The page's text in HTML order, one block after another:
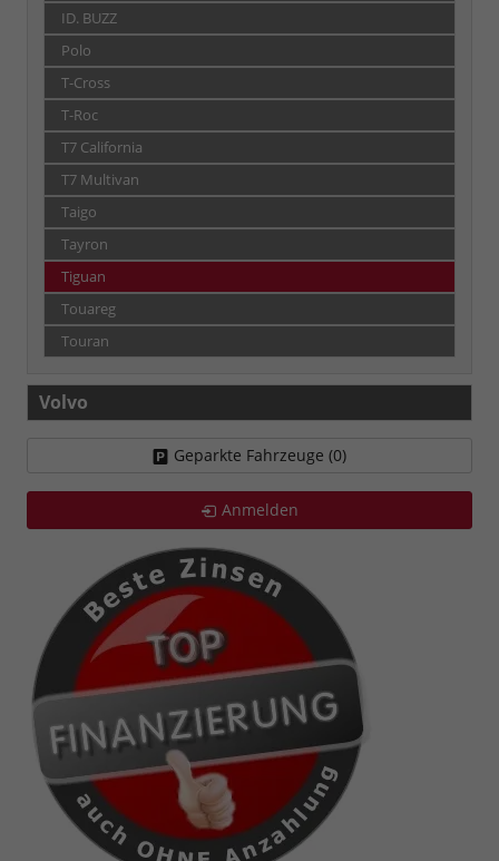
ID. BUZZ
Polo
T-Cross
T-Roc
T7 California
T7 Multivan
Taigo
Tayron
Tiguan
Touareg
Touran
Volvo
Geparkte Fahrzeuge (0)
Anmelden